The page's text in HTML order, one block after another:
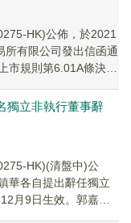
HK)公佈，於2021
有限公司發出信函通
市規則第6.01A條決定
獨立非執行董事辭
HK)(清盤中)公
華各自提出辭任獨立
月9日生效。郭嘉立